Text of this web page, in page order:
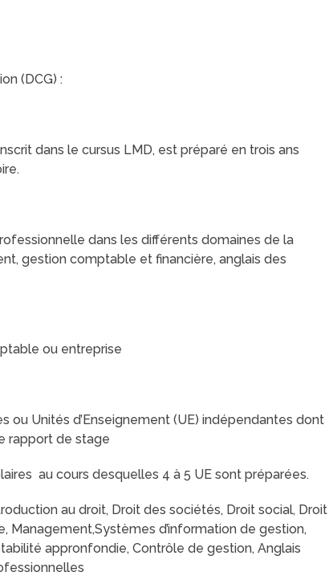
(DCG) :
dans le cursus LMD, est préparé en trois ans
dans les différents domaines de la
gestion comptable et financière, anglais des
ou entreprise
ou Unités d’Enseignement (UE) indépendantes dont
rapport de stage
au cours desquelles 4 à 5 UE sont préparées.
au droit, Droit des sociétés, Droit social, Droit
Management,Systèmes d’information de gestion,
appronfondie, Contrôle de gestion, Anglais